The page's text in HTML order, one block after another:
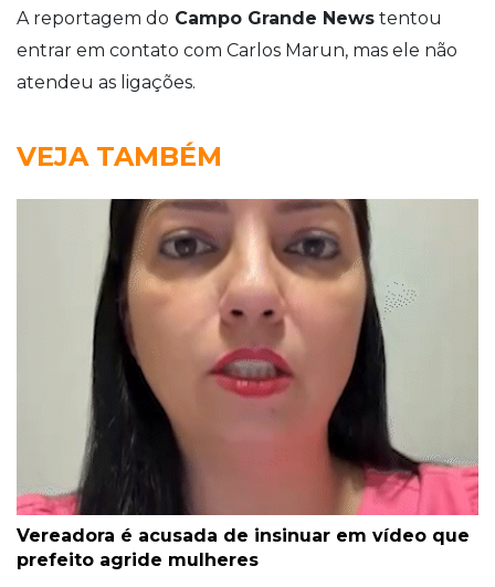
A reportagem do Campo Grande News tentou
entrar em contato com Carlos Marun, mas ele não
atendeu as ligações.
VEJA TAMBÉM
Vereadora é acusada de insinuar em vídeo que
prefeito agride mulheres